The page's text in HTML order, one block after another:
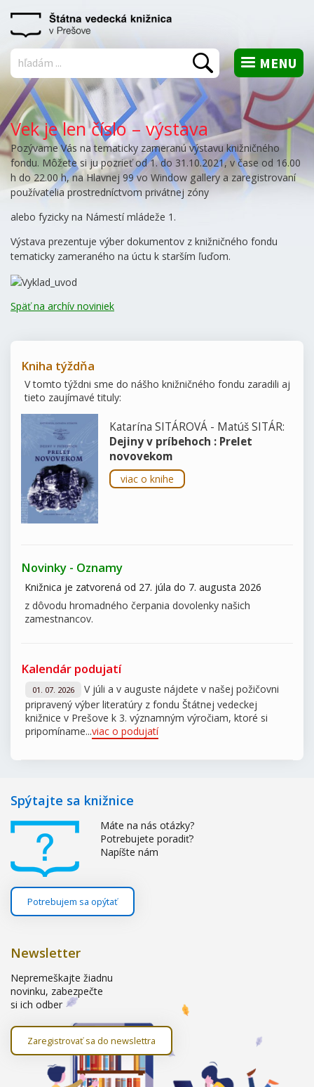
MENU
Vyhľadať
Vek je len číslo – výstava
Pozývame Vás na tematicky zameranú výstavu knižničného
fondu. Môžete si ju pozrieť od 1. do 31.10.2021, v čase od 16.00
h do 22.00 h, na Hlavnej 99 vo Window gallery a zaregistrovaní
používatelia prostredníctvom privátnej zóny
alebo fyzicky na Námestí mládeže 1.
Výstava prezentuje výber dokumentov z knižničného fondu
tematicky zameraného na úctu k starším ľuďom.
Späť na archív noviniek
Kniha týždňa
V tomto týždni sme do nášho knižničného fondu zaradili aj
tieto zaujímavé tituly:
Katarína SITÁROVÁ - Matúš SITÁR:
Dejiny v príbehoch : Prelet
novovekom
viac o knihe
Novinky - Oznamy
Knižnica je zatvorená od 27. júla do 7. augusta 2026
z dôvodu hromadného čerpania dovolenky našich
zamestnancov.
Kalendár podujatí
01. 07. 2026
V júli a v auguste nájdete v našej požičovni
pripravený výber literatúry z fondu Štátnej vedeckej
knižnice v Prešove k 3. významným výročiam, ktoré si
pripomíname...viac o podujatí
Spýtajte sa knižnice
Máte na nás otázky?
Potrebujete poradiť?
Napíšte nám
Potrebujem sa opýtať
Newsletter
Nepremeškajte žiadnu
novinku, zabezpečte
si ich odber
Zaregistrovať sa do newslettra